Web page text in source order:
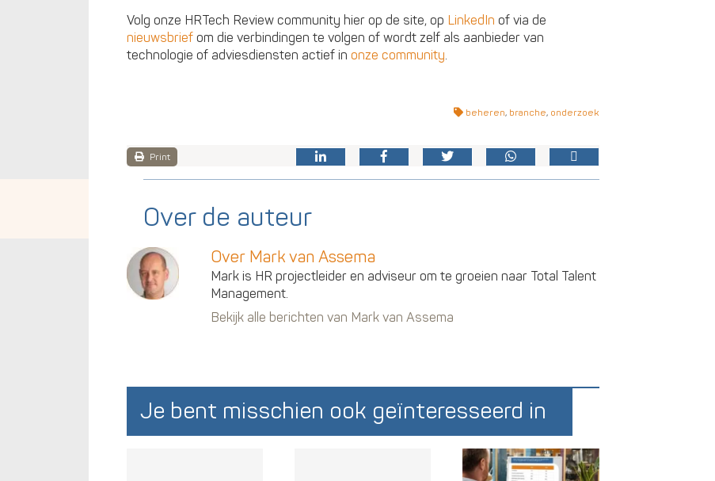
Volg onze HRTech Review community hier op de site, op LinkedIn of via de
nieuwsbrief om die verbindingen te volgen of wordt zelf als aanbieder van
technologie of adviesdiensten actief in onze community.
beheren, branche, onderzoek
Print
Over de auteur
Over Mark van Assema
Mark is HR projectleider en adviseur om te groeien naar Total Talent
Management.
Bekijk alle berichten van Mark van Assema
Je bent misschien ook geïnteresseerd in